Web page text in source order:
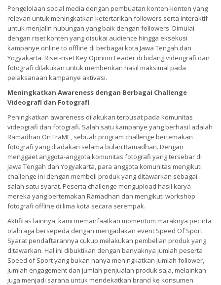
Pengelolaan social media dengan pembuatan konten-konten yang
relevan untuk meningkatkan ketertarikan followers serta interaktif
untuk menjalin hubungan yang baik dengan followers. Dimulai
dengan riset konten yang disukai audience hingga eksekusi
kampanye online to offline di berbagai kota Jawa Tengah dan
Yogyakarta. Riset-riset Key Opinion Leader di bidang videografi dan
fotografi dilakukan untuk memberikan hasil maksimal pada
pelaksanaan kampanye aktivasi.
Meningkatkan Awareness dengan Berbagai Challenge
Videografi dan Fotografi
Peningkatkan awareness dilakukan terpusat pada komunitas
videografi dan fotografi. Salah satu kampanye yang berhasil adalah
Ramadhan On FraME, sebuah program challenge bertemakan
fotografi yang diadakan selama bulan Ramadhan. Dengan
menggaet anggota-anggota komunitas fotografi yang tersebar di
Jawa Tengah dan Yogyakarta, para anggota komunitas mengikuti
challenge ini dengan membeli produk yang ditawarkan sebagai
salah satu syarat. Peserta challenge mengupload hasil karya
mereka yang bertemakan Ramadhan dan mengikuti workshop
fotografi offline di lima kota secara serempak.
Aktifitas lainnya, kami memanfaatkan momentum maraknya pecinta
olahraga bersepeda dengan mengadakan event Speed Of Sport.
Syarat pendaftarannya cukup melakukan pembelian produk yang
ditawarkan. Hal ini dibuktikan dengan banyaknya jumlah peserta
Speed of Sport yang bukan hanya meningkatkan jumlah follower,
jumlah engagement dan jumlah penjualan produk saja, melainkan
juga menjadi sarana untuk mendekatkan brand ke konsumen.